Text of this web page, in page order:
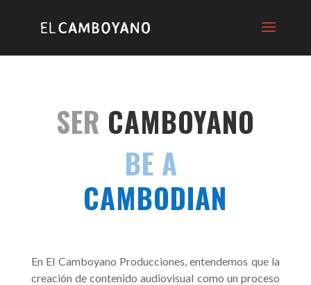
SER CAMBOYANO
BE A
CAMBODIAN
En El Camboyano Producciones, entendemos que la
creación de contenido audiovisual como un proceso